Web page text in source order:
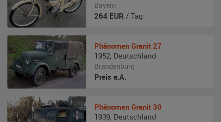
Bayern
264 EUR / Tag
Phänomen Granit 27
1952, Deutschland
Brandenburg
Preis a.A.
Phänomen Granit 30
1939, Deutschland